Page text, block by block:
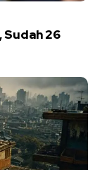
Sudah 26